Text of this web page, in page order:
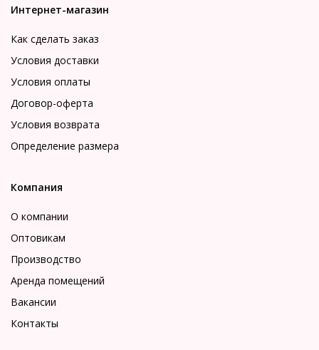
Интернет-магазин
Как сделать заказ
Условия доставки
Условия оплаты
Договор-оферта
Условия возврата
Определение размера
Компания
О компании
Оптовикам
Производство
Аренда помещений
Вакансии
Контакты